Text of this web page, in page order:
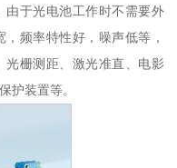
由于光电池工作时不需要外
频率特性好，噪声低等，
光栅测距、激光准直、电影
护装置等。